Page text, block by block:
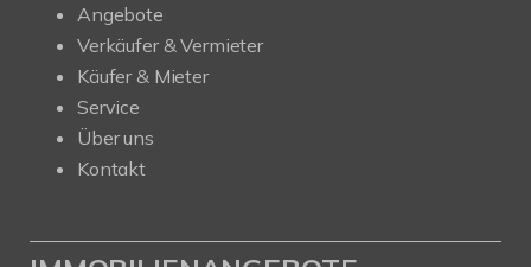
Angebote
Verkäufer & Vermieter
Käufer & Mieter
Service
Über uns
Kontakt